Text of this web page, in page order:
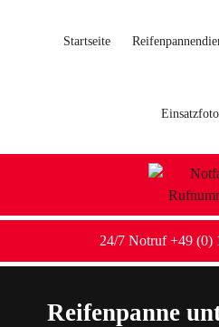
Startseite
24/7 Notruf +49 (0)
Reifenpanne